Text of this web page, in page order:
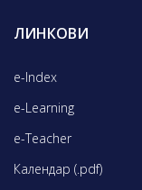
ЛИНКОВИ
e-Index
e-Learning
e-Teacher
Календар (.pdf)